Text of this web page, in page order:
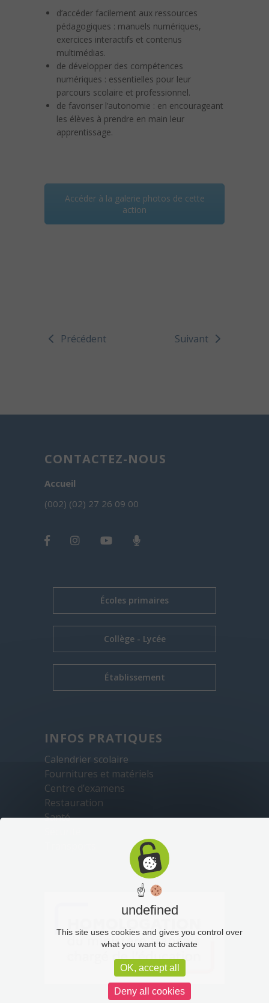
d’accéder facilement aux ressources
pédagogiques : manuels numériques,
exercices interactifs et contenus
multimédias.
de développer des compétences
numériques : essentielles pour leur
parcours scolaire et professionnel.
de favoriser l’autonomie : en encourageant
les élèves à prendre en main leur
apprentissage.
Accéder à la galerie photos de cette
action
Précédent Suivant
CONTACTEZ-NOUS
Accueil
(002) (02) 27 26 09 00
Écoles primaires
Collège - Lycée
Établissement
INFOS PRATIQUES
Calendrier scolaire
Fournitures et matériels
Centre d’examens
Restauration
Santé
☝
undefined
This site uses cookies and gives you control over
what you want to activate
OK, accept all
Deny all cookies